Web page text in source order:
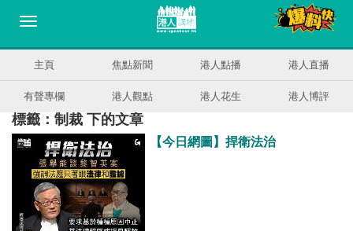
主頁 焦點新聞 港人點播 港人直播
有聲專欄 港人觀點 港人花生 港人博評
標籤：制裁 下的文章
【今日網圖】捍衛法治